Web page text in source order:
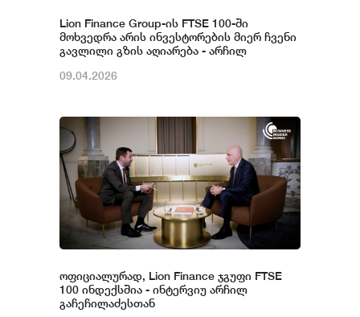
Lion Finance Group-ის FTSE 100-ში
მოხვედრა არის ინვესტორების მიერ ჩვენი
გავლილი გზის აღიარება - არჩილ
09.04.2026
ოფიციალურად, Lion Finance ჯგუფი FTSE
100 ინდექსშია - ინტერვიუ არჩილ
გაჩეჩილაძესთან